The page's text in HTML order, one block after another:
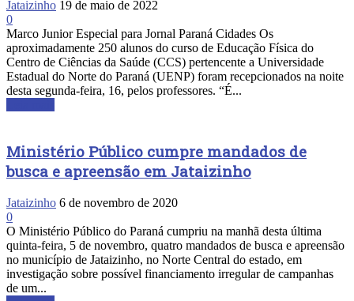
Jataizinho 19 de maio de 2022
0
Marco Junior Especial para Jornal Paraná Cidades Os
aproximadamente 250 alunos do curso de Educação Física do
Centro de Ciências da Saúde (CCS) pertencente a Universidade
Estadual do Norte do Paraná (UENP) foram recepcionados na noite
desta segunda-feira, 16, pelos professores. “É...
Ministério Público cumpre mandados de
busca e apreensão em Jataizinho
Jataizinho 6 de novembro de 2020
0
O Ministério Público do Paraná cumpriu na manhã desta última
quinta-feira, 5 de novembro, quatro mandados de busca e apreensão
no município de Jataizinho, no Norte Central do estado, em
investigação sobre possível financiamento irregular de campanhas
de um...